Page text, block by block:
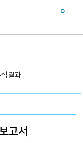
결과
회, 카테고리
고서